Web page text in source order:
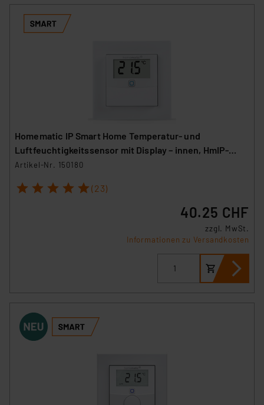
Homematic IP Smart Home Temperatur- und
Luftfeuchtigkeitssensor mit Display – innen, HmIP-
STHD
Artikel-Nr. 150180
1 2 3 4 5 (23)
40.25 CHF
zzgl. MwSt.
Informationen zu Versandkosten